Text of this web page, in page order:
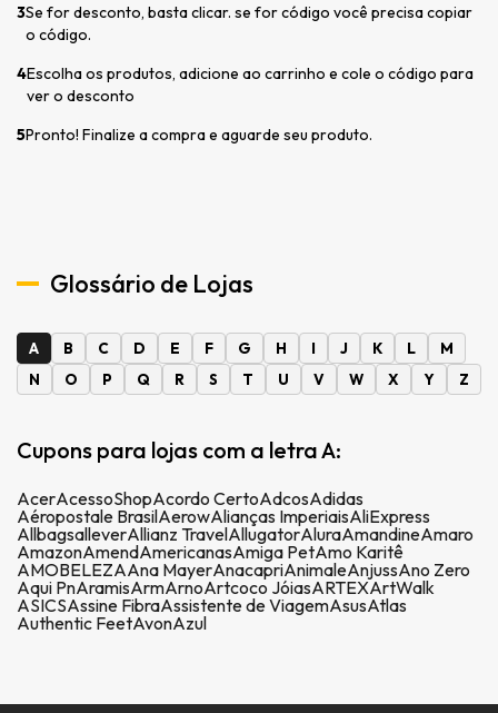
3Se for desconto, basta clicar. se for código você precisa copiar
o código.
4Escolha os produtos, adicione ao carrinho e cole o código para
ver o desconto
5Pronto! Finalize a compra e aguarde seu produto.
Glossário de Lojas
A B C D E F G H I J K L
M
N
O P Q R S T U V W X Y Z
Cupons para lojas com a letra A:
AcerAcessoShopAcordo CertoAdcosAdidas
Aéropostale BrasilAerowAlianças ImperiaisAliExpress
AllbagsalleverAllianz TravelAllugatorAluraAmandineAmaro
AmazonAmendAmericanasAmiga PetAmo Karitê
AMOBELEZAAna MayerAnacapriAnimaleAnjussAno Zero
Aqui PnAramisArmArnoArtcoco JóiasARTEXArtWalk
ASICSAssine FibraAssistente de ViagemAsusAtlas
Authentic FeetAvonAzul